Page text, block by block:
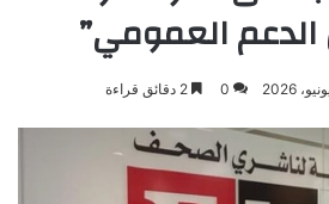
الدعم العمومي”
0